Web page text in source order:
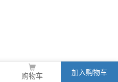
购物车 加入购物车